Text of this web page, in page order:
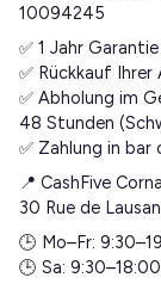
10094245
✅ 1 Jahr
✅ Rückkauf Ihrer
✅ Abholung im
48 Stunden
✅ Zahlung in bar
📍 CashFive
30 Rue de
🕒 Mo–Fr:
🕒 Sa: